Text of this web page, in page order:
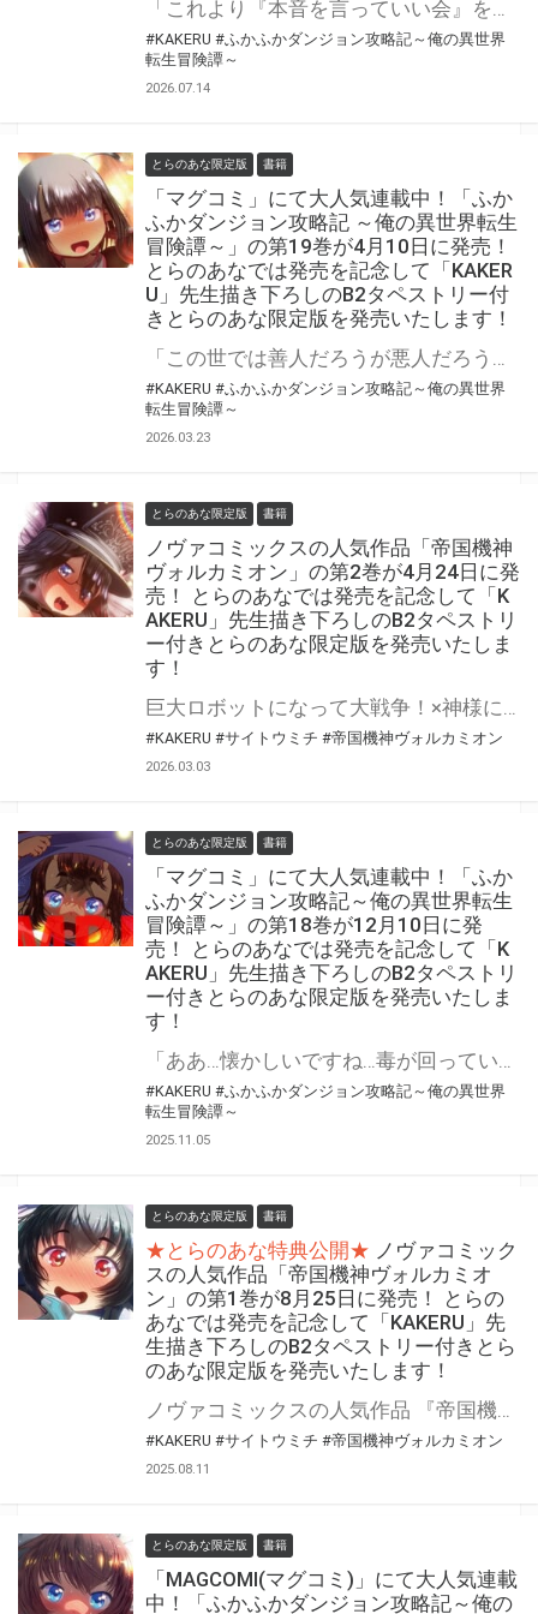
#KAKERU #ふかふかダンジョン攻略記～俺の異世界
転生冒険譚～
2026.07.14
とらのあな限定版 書籍
「マグコミ」にて大人気連載中！「ふか
ふかダンジョン攻略記 ～俺の異世界転生
冒険譚～」の第19巻が4月10日に発売！
とらのあなでは発売を記念して「KAKER
U」先生描き下ろしのB2タペストリー付
きとらのあな限定版を発売いたします！
#KAKERU #ふかふかダンジョン攻略記～俺の異世界
転生冒険譚～
2026.03.23
とらのあな限定版 書籍
ノヴァコミックスの人気作品「帝国機神
ヴォルカミオン」の第2巻が4月24日に発
売！ とらのあなでは発売を記念して「K
AKERU」先生描き下ろしのB2タペストリ
ー付きとらのあな限定版を発売いたしま
す！
#KAKERU #サイトウミチ #帝国機神ヴォルカミオン
2026.03.03
とらのあな限定版 書籍
「マグコミ」にて大人気連載中！「ふか
ふかダンジョン攻略記～俺の異世界転生
冒険譚～」の第18巻が12月10日に発
売！ とらのあなでは発売を記念して「K
AKERU」先生描き下ろしのB2タペストリ
ー付きとらのあな限定版を発売いたしま
す！
#KAKERU #ふかふかダンジョン攻略記～俺の異世界
転生冒険譚～
2025.11.05
とらのあな限定版 書籍
★とらのあな特典公開★ ノヴァコミック
スの人気作品「帝国機神ヴォルカミオ
ン」の第1巻が8月25日に発売！ とらの
あなでは発売を記念して「KAKERU」先
生描き下ろしのB2タペストリー付きとら
のあな限定版を発売いたします！
#KAKERU #サイトウミチ #帝国機神ヴォルカミオン
2025.08.11
とらのあな限定版 書籍
「MAGCOMI(マグコミ)」にて大人気連載
中！「ふかふかダンジョン攻略記～俺の